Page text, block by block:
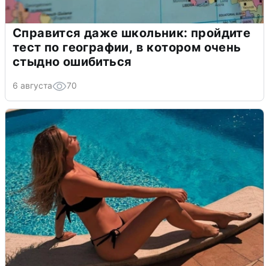
Справится даже школьник: пройдите
тест по географии, в котором очень
стыдно ошибиться
6 августа 70